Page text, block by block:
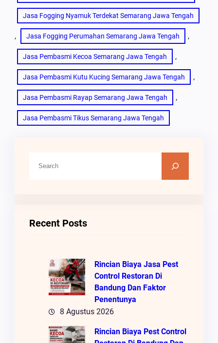
Jasa Fogging Nyamuk Terdekat Semarang Jawa Tengah
, Jasa Fogging Perumahan Semarang Jawa Tengah ,
Jasa Pembasmi Kecoa Semarang Jawa Tengah ,
Jasa Pembasmi Kutu Kucing Semarang Jawa Tengah ,
Jasa Pembasmi Rayap Semarang Jawa Tengah ,
Jasa Pembasmi Tikus Semarang Jawa Tengah
Recent Posts
Rincian Biaya Jasa Pest
Control Restoran Di
Bandung Dan Faktor
Penentunya
8 Agustus 2026
Rincian Biaya Pest Control